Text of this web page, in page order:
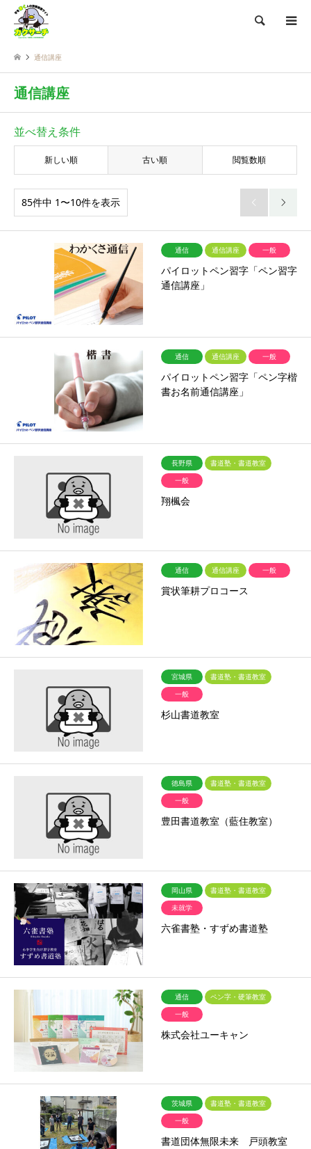
検索
通信講座
通信講座
並べ替え条件
新しい順 古い順 閲覧数順
85件中 1〜10件を表示  
通信 通信講座 一般
パイロットペン習字「ペン習字
通信講座」
通信 通信講座 一般
パイロットペン習字「ペン字楷
書お名前通信講座」
長野県
書道塾・書道教室
一般
翔楓会
通信 通信講座 一般
賞状筆耕プロコース
宮城県
書道塾・書道教室
一般
杉山書道教室
徳島県
書道塾・書道教室
一般
豊田書道教室（藍住教室）
岡山県
書道塾・書道教室
未就学
六雀書塾・すずめ書道塾
通信
ペン字・硬筆教室
一般
株式会社ユーキャン
茨城県
書道塾・書道教室
一般
書道団体無限未来 戸頭教室